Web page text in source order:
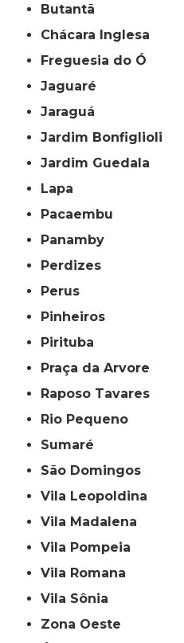
Butantã
Chácara Inglesa
Freguesia do Ó
Jaguaré
Jaraguá
Jardim Bonfiglioli
Jardim Guedala
Lapa
Pacaembu
Panamby
Perdizes
Perus
Pinheiros
Pirituba
Praça da Arvore
Raposo Tavares
Rio Pequeno
Sumaré
São Domingos
Vila Leopoldina
Vila Madalena
Vila Pompeia
Vila Romana
Vila Sônia
Zona Oeste